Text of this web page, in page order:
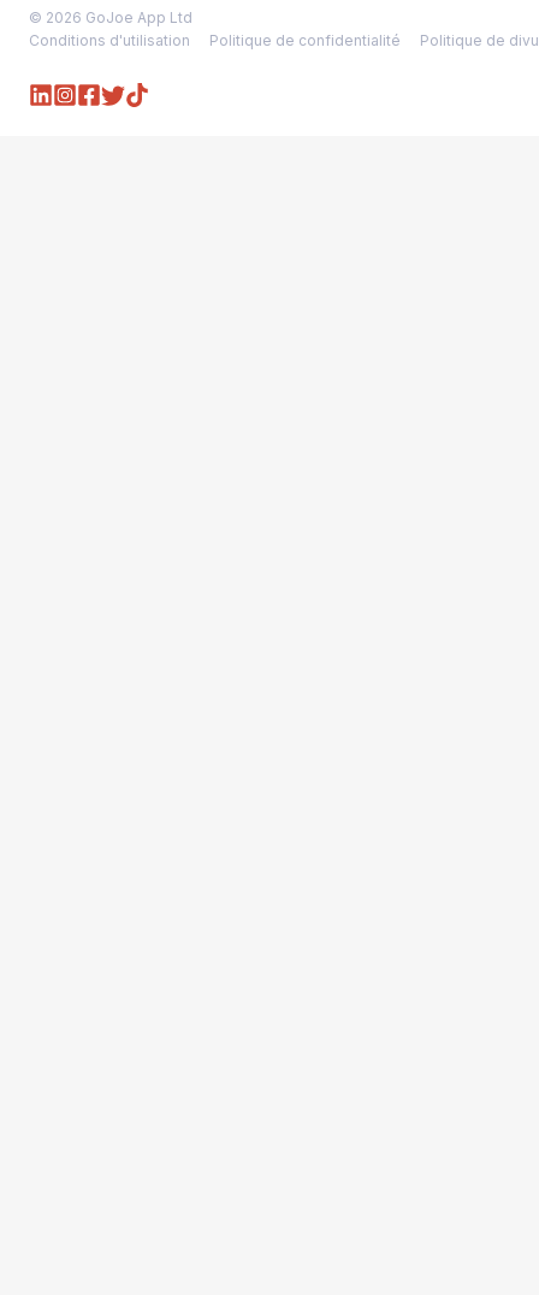
© 2026 GoJoe App Ltd
Conditions d'utilisation
Politique de confidentialité Politique de